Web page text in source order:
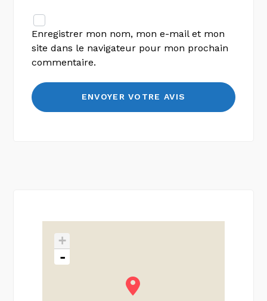
Enregistrer mon nom, mon e-mail et mon
site dans le navigateur pour mon prochain
commentaire.
+
-